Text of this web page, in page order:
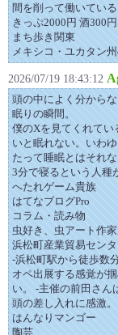
間を削って働いてい
きっぷ2000円 酒300円
まち歩き関東
メキシコ・ユカタン
2026/07/19 18:43:12
頭の中によく分から
眠りの瞬間。
僕のXを見てくれてい
いと眠れない。いわ
たって睡眠とはそれ
3分で寝るという人種
へたれゲーム貴族
はてなブログPro
コラム・読み物
虫好き、虫アート作
浜松町産業貿易セン
-浜松町駅から徒歩数
オペ出展する感覚が
い。 -主催の前田さん
頭の差し入れに感激
はんなりマンゴー
陶芸